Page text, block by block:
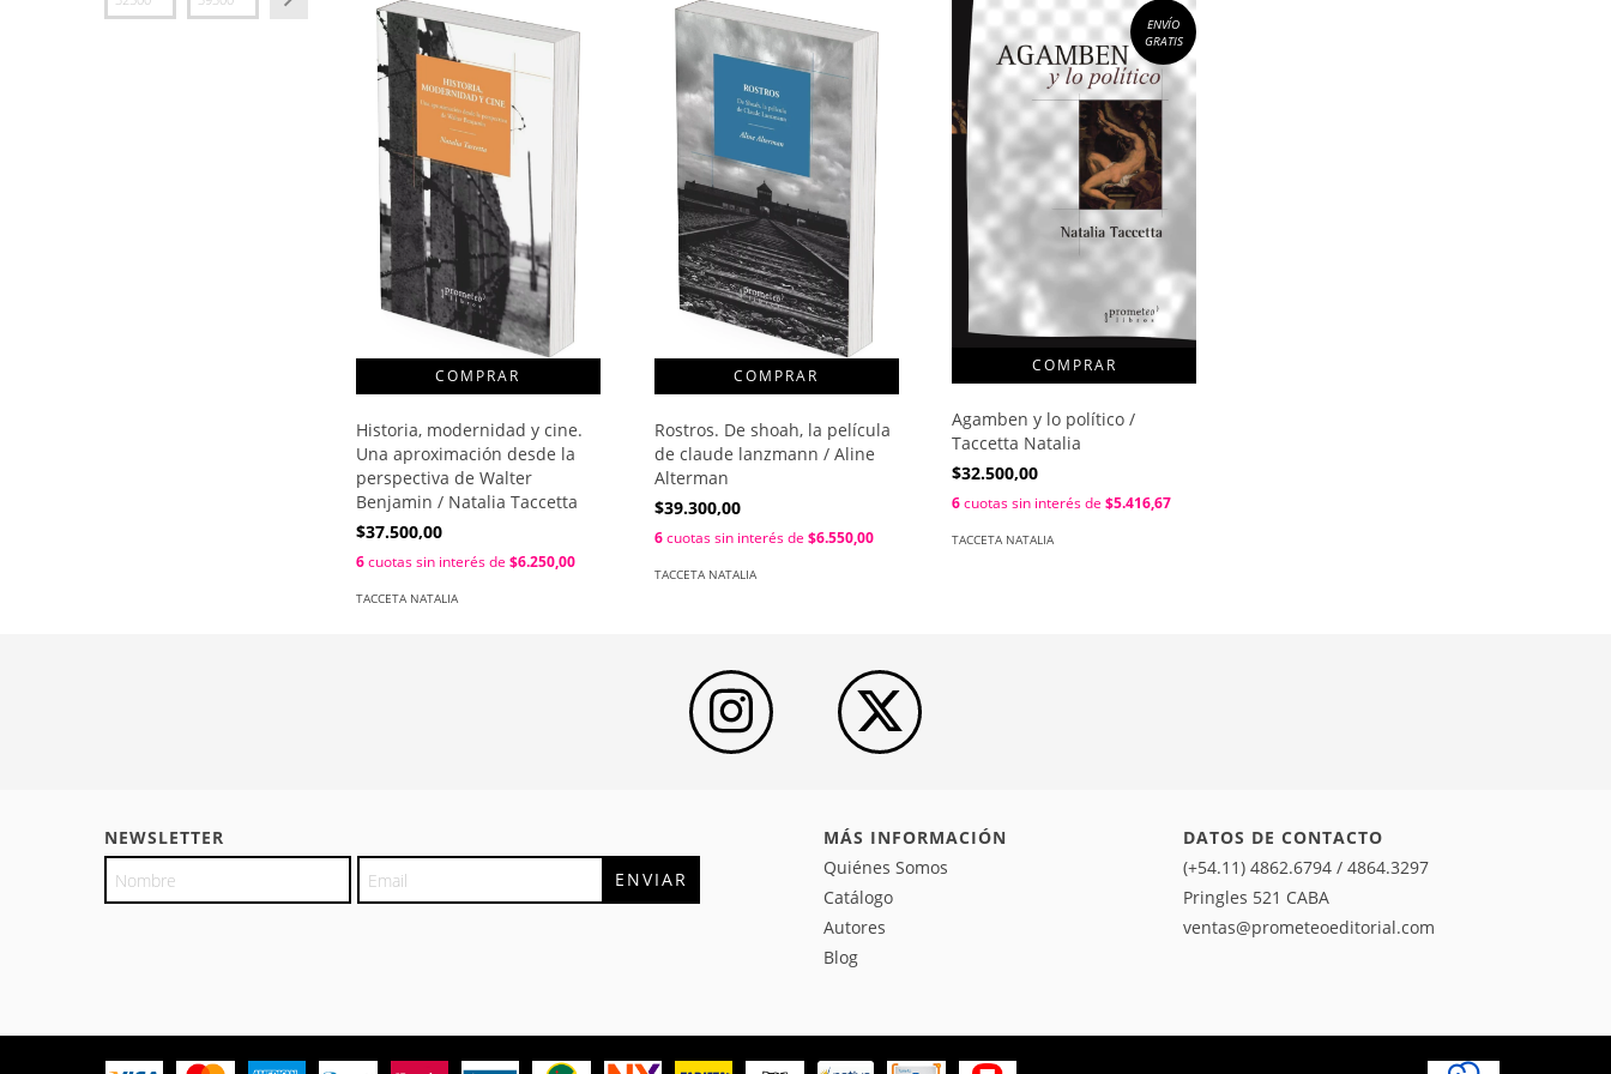
Historia, modernidad y cine.
Una aproximación desde la
perspectiva de Walter
Benjamin / Natalia Taccetta
$37.500,00
6cuotas sin interés de $6.250,00
TACCETA NATALIA
Rostros. De shoah, la película
de claude lanzmann / Aline
Alterman
$39.300,00
6cuotas sin interés de $6.550,00
TACCETA NATALIA
ENVÍO
GRATIS
Agamben y lo político /
Taccetta Natalia
$32.500,00
6cuotas sin interés de$5.416,67
TACCETA NATALIA
NEWSLETTER
MÁS INFORMACIÓN
Quiénes Somos
Catálogo
Autores
Blog
DATOS DE CONTACTO
(+54.11) 4862.6794 / 4864.3297
Pringles 521 CABA
ventas@prometeoeditorial.com